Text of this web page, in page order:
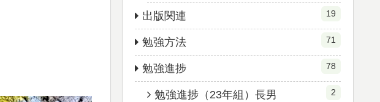
出版関連 19
勉強方法 71
勉強進捗 78
勉強進捗（23年組）長男 2